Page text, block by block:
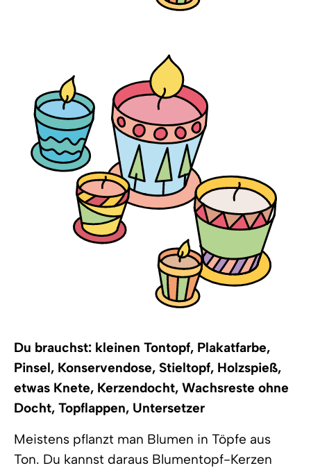
Du brauchst: kleinen Tontopf, Plakatfarbe,
Pinsel, Konservendose, Stieltopf, Holzspieß,
etwas Knete, Kerzendocht, Wachsreste ohne
Docht, Topflappen, Untersetzer
Meistens pflanzt man Blumen in Töpfe aus
Ton. Du kannst daraus Blumentopf-Kerzen